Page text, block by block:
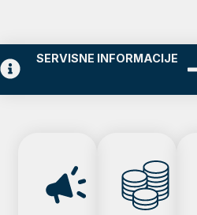
SERVISNE INFORMACIJE